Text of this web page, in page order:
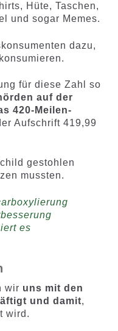
Hüte, Taschen,
und sogar Memes.
dazu,
für diese Zahl so
auf der
420-Meilen-
Aufschrift 419,99
gestohlen
mussten.
es
wir uns mit den
und damit,
wird.